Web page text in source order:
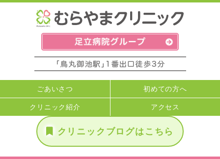
ごあいさつ 初めての方へ
クリニック紹介 アクセス
クリニックブログはこちら